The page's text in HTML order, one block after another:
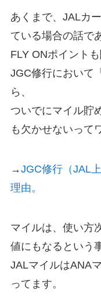
あくまで、JALカ
ている場合の話で
FLY ONポイント
JGC修行において
ら、
ついでにマイル貯
も欠かせないって
→JGC修行（JAL
理由。
マイルは、使い方
値にもなるという
JALマイルはANA
ってます。